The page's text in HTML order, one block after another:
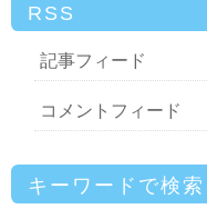
RSS
記事フィード
コメントフィード
キーワードで検索